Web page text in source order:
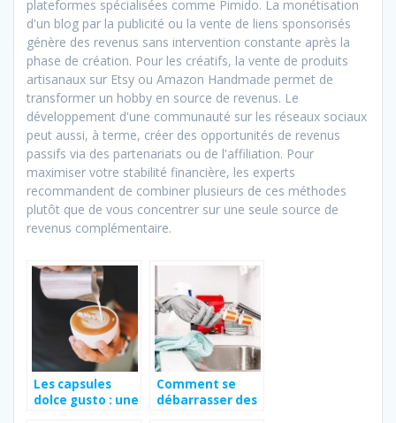
plateformes spécialisées comme Pimido. La monétisation
d'un blog par la publicité ou la vente de liens sponsorisés
génère des revenus sans intervention constante après la
phase de création. Pour les créatifs, la vente de produits
artisanaux sur Etsy ou Amazon Handmade permet de
transformer un hobby en source de revenus. Le
développement d'une communauté sur les réseaux sociaux
peut aussi, à terme, créer des opportunités de revenus
passifs via des partenariats ou de l'affiliation. Pour
maximiser votre stabilité financière, les experts
recommandent de combiner plusieurs de ces méthodes
plutôt que de vous concentrer sur une seule source de
revenus complémentaire.
Les capsules
dolce gusto : une
Comment se
débarrasser des